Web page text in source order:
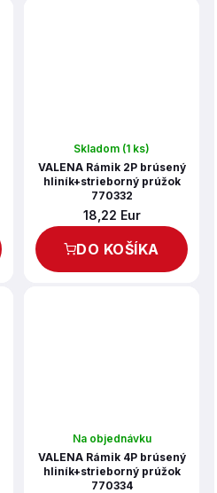
Skladom (1 ks)
VALENA Rámik 2P brúsený
hliník+strieborný prúžok
770332
18,22 Eur
DO KOŠÍKA
Na objednávku
VALENA Rámik 4P brúsený
hliník+strieborný prúžok
770334